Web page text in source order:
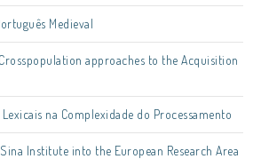
Medieval
approaches to the Acquisition
na Complexidade do Processamento
Institute into the European Research Area